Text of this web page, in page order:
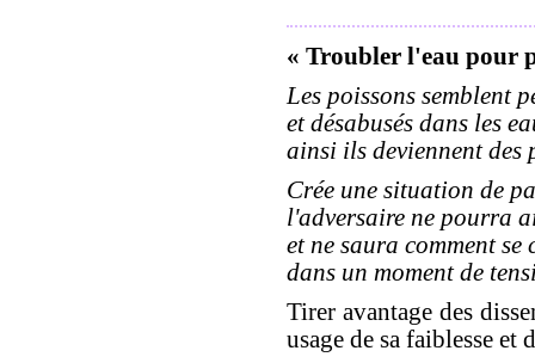
« Troubler l'eau pour
Les poissons semblent
et désabusés dans les
ainsi ils deviennent des
Crée une situation de
l'adversaire ne pourra
et ne saura comment se
dans un moment de
Tirer avantage des
usage de sa faiblesse et